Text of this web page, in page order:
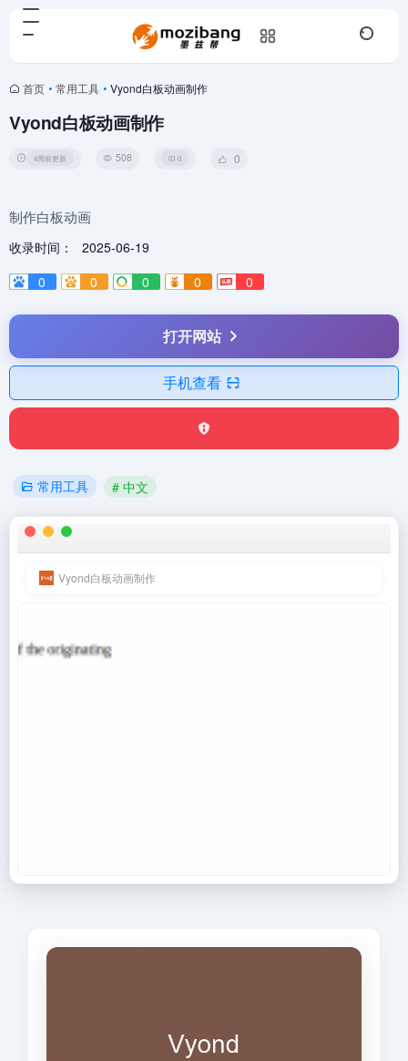
首页 • 常用工具 • Vyond白板动画制作
Vyond白板动画制作
4周前更新 508 0 0
制作白板动画
收录时间：
2025-06-19
0
0 0 0 0
打开网站
手机查看
常用工具 # 中文
Vyond白板动画制作